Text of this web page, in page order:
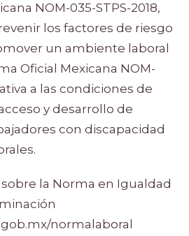
NOM-035-STPS-2018,
los factores de riesgo
un ambiente laboral
Oficial Mexicana NOM-
a las condiciones de
y desarrollo de
con discapacidad
la Norma en Igualdad
normalaboral